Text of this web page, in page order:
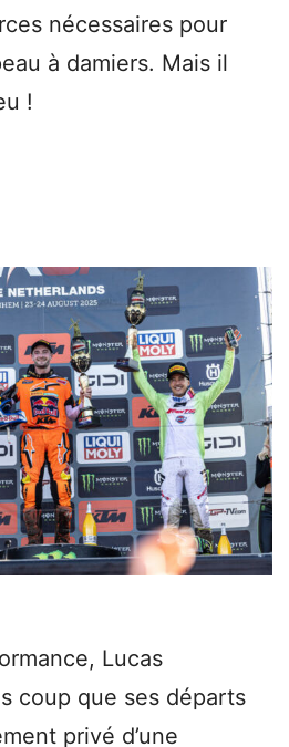
nécessaires pour
à damiers. Mais il
!
Lucas
coup que ses départs
privé d’une